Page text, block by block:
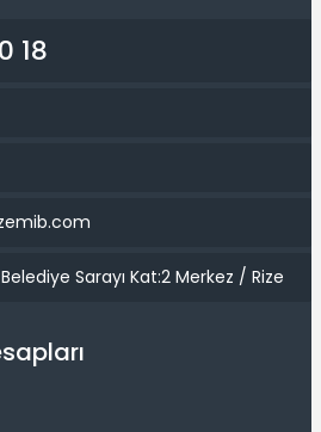
18
Sarayı Kat:2 Merkez / Rize